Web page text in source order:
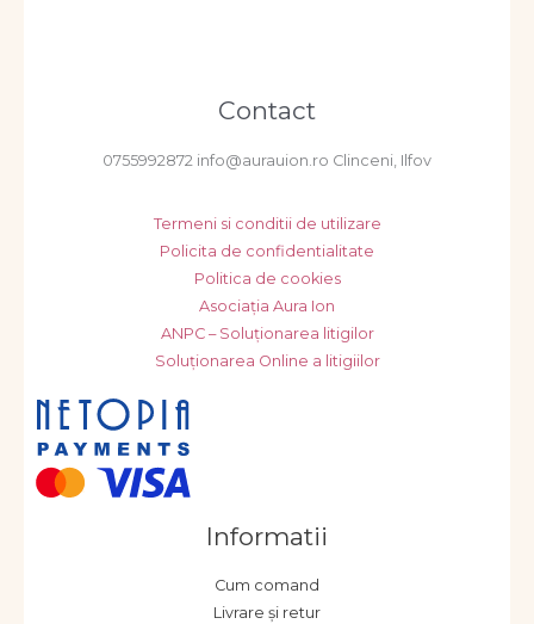
Contact
0755992872 info@aurauion.ro Clinceni, Ilfov
Termeni si conditii de utilizare
Policita de confidentialitate
Politica de cookies
Asociația Aura Ion
ANPC – Soluționarea litigilor
Soluționarea Online a litigiilor
Informatii
Cum comand
Livrare și retur